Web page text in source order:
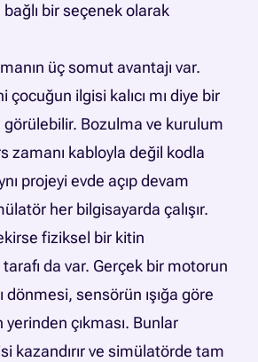
bağlı bir seçenek olarak
üç somut avantajı var.
çocuğun ilgisi kalıcı mı diye bir
Bozulma ve kurulum
zamanı kabloyla değil kodla
projeyi evde açıp devam
her bilgisayarda çalışır.
fiziksel bir kitin
da var. Gerçek bir motorun
dönmesi, sensörün ışığa göre
yerinden çıkması. Bunlar
kazandırır ve simülatörde tam